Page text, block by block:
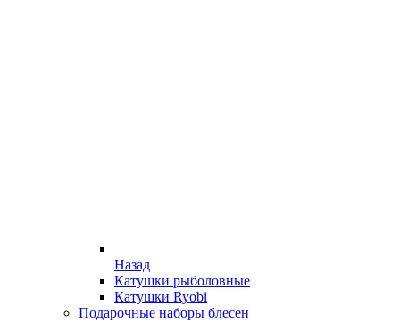
Назад
Катушки рыболовные
Катушки Ryobi
Подарочные наборы блесен